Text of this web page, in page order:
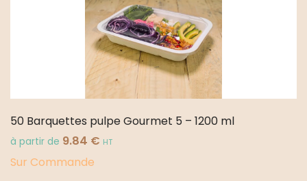
50 Barquettes pulpe Gourmet 5 – 1200 ml
à partir de 9.84 € HT
Sur Commande